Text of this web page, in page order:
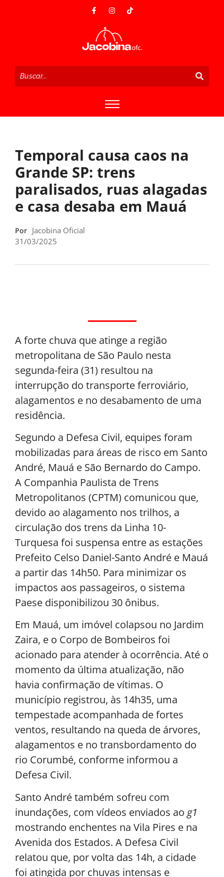
Temporal causa caos na
Grande SP: trens
paralisados, ruas alagadas
e casa desaba em Mauá
Por Jacobina Oficial
31/03/2025
A forte chuva que atinge a região
metropolitana de São Paulo nesta
segunda-feira (31) resultou na
interrupção do transporte ferroviário,
alagamentos e no desabamento de uma
residência.
Segundo a Defesa Civil, equipes foram
mobilizadas para áreas de risco em Santo
André, Mauá e São Bernardo do Campo.
A Companhia Paulista de Trens
Metropolitanos (CPTM) comunicou que,
devido ao alagamento nos trilhos, a
circulação dos trens da Linha 10-
Turquesa foi suspensa entre as estações
Prefeito Celso Daniel-Santo André e Mauá
a partir das 14h50. Para minimizar os
impactos aos passageiros, o sistema
Paese disponibilizou 30 ônibus.
Em Mauá, um imóvel colapsou no Jardim
Zaira, e o Corpo de Bombeiros foi
acionado para atender à ocorrência. Até o
momento da última atualização, não
havia confirmação de vítimas. O
município registrou, às 14h35, uma
tempestade acompanhada de fortes
ventos, resultando na queda de árvores,
alagamentos e no transbordamento do
rio Corumbé, conforme informou a
Defesa Civil.
Santo André também sofreu com
inundações, com vídeos enviados ao g1
mostrando enchentes na Vila Pires e na
Avenida dos Estados. A Defesa Civil
relatou que, por volta das 14h, a cidade
foi atingida por chuvas intensas e